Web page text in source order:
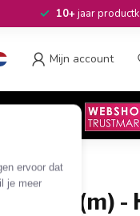
ervoor dat
je meer
10+jaar
Mijn account
Link (m) -